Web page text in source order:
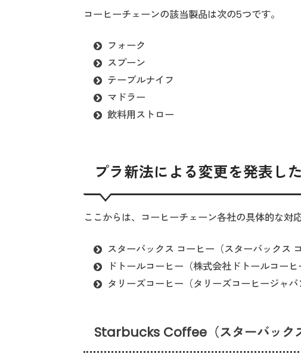
コーヒーチェーンの該当製品は次の5つです。
フォーク
スプーン
テーブルナイフ
マドラー
飲料用ストロー
プラ新法による変更を発表し
ここからは、コーヒーチェーン各社の具体的な対
スターバックス コーヒー（スターバックス
ドトールコーヒー（株式会社ドトールコーヒ
タリーズコーヒー（タリーズコーヒージャパ
Starbucks Coffee（スターバック